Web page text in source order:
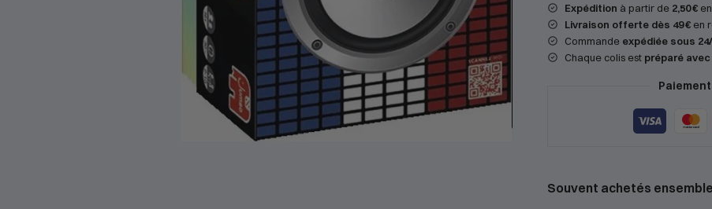
Expédition à partir de 2,50 €en
Livraison offerte dès 49 €en
Commande expédiée sous
Chaque colis est préparé
Souvent achetés ensemble